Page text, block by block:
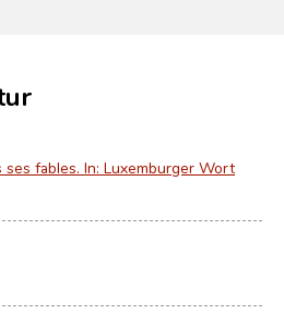
fables. In: Luxemburger Wort